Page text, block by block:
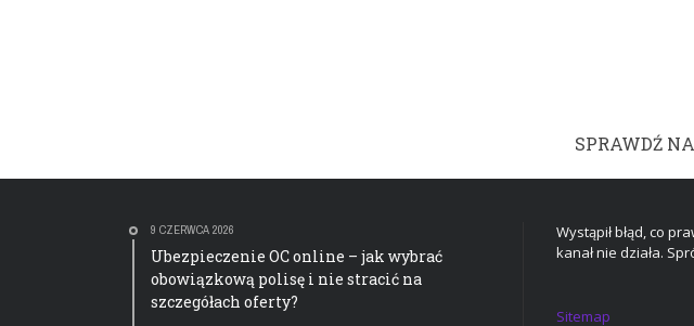
SPRAWDŹ
9 CZERWCA 2026
Ubezpieczenie OC online – jak wybrać
obowiązkową polisę i nie stracić na
szczegółach oferty?
Wystąpił błąd, co
kanał nie działa.
Sitemap